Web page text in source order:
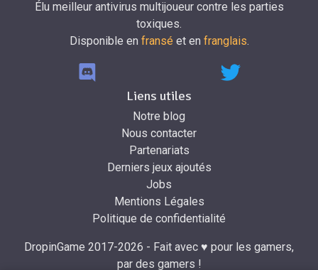
Élu meilleur antivirus multijoueur contre les parties
toxiques.
Disponible en fransé et en franglais.
Liens utiles
Notre blog
Nous contacter
Partenariats
Derniers jeux ajoutés
Jobs
Mentions Légales
Politique de confidentialité
DropinGame 2017-2026 - Fait avec ♥ pour les gamers,
par des gamers !